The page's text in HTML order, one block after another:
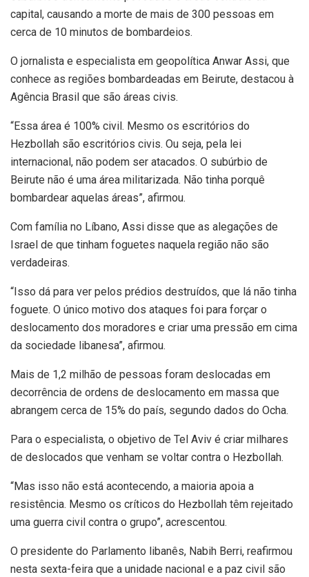
capital, causando a morte de mais de 300 pessoas em
cerca de 10 minutos de bombardeios.
O jornalista e especialista em geopolítica Anwar Assi, que
conhece as regiões bombardeadas em Beirute, destacou à
Agência Brasil que são áreas civis.
“Essa área é 100% civil. Mesmo os escritórios do
Hezbollah são escritórios civis. Ou seja, pela lei
internacional, não podem ser atacados. O subúrbio de
Beirute não é uma área militarizada. Não tinha porquê
bombardear aquelas áreas”, afirmou.
Com família no Líbano, Assi disse que as alegações de
Israel de que tinham foguetes naquela região não são
verdadeiras.
“Isso dá para ver pelos prédios destruídos, que lá não tinha
foguete. O único motivo dos ataques foi para forçar o
deslocamento dos moradores e criar uma pressão em cima
da sociedade libanesa”, afirmou.
Mais de 1,2 milhão de pessoas foram deslocadas em
decorrência de ordens de deslocamento em massa que
abrangem cerca de 15% do país, segundo dados do Ocha.
Para o especialista, o objetivo de Tel Aviv é criar milhares
de deslocados que venham se voltar contra o Hezbollah.
“Mas isso não está acontecendo, a maioria apoia a
resistência. Mesmo os críticos do Hezbollah têm rejeitado
uma guerra civil contra o grupo”, acrescentou.
O presidente do Parlamento libanês, Nabih Berri, reafirmou
nesta sexta-feira que a unidade nacional e a paz civil são